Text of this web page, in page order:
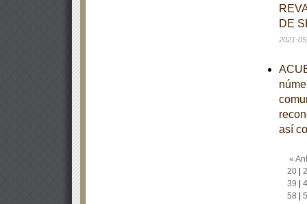
DE
2021-
así
«
20|
39
58